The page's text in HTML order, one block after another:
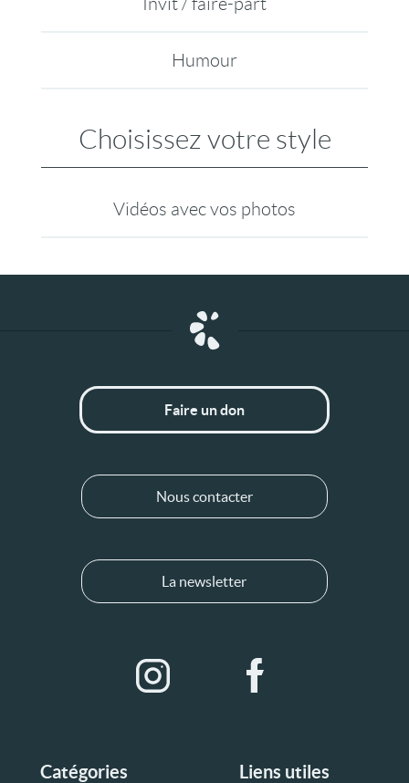
Humour
Choisissez votre style
Vidéos avec vos photos
Catégories Liens utiles
Faire un don
Nous contacter
La newsletter